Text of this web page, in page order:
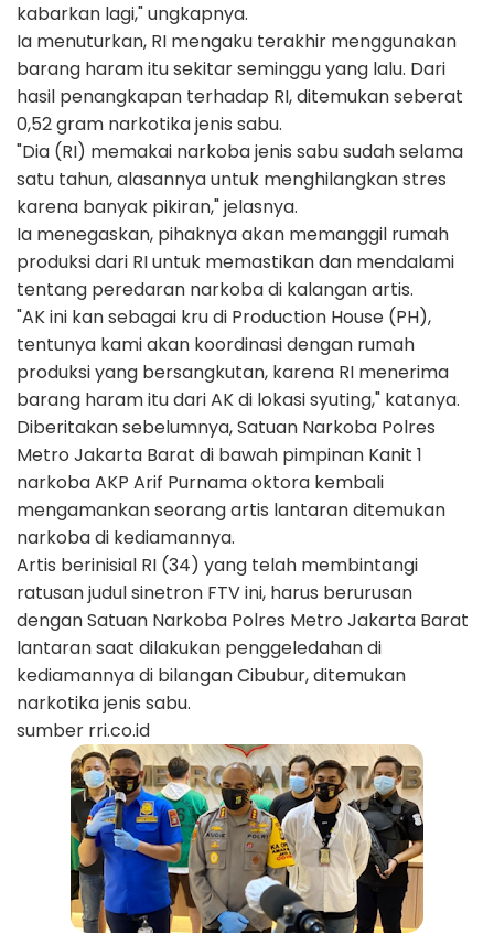
kabarkan lagi," ungkapnya.
Ia menuturkan, RI mengaku terakhir menggunakan
barang haram itu sekitar seminggu yang lalu. Dari
hasil penangkapan terhadap RI, ditemukan seberat
0,52 gram narkotika jenis sabu.
"Dia (RI) memakai narkoba jenis sabu sudah selama
satu tahun, alasannya untuk menghilangkan stres
karena banyak pikiran," jelasnya.
Ia menegaskan, pihaknya akan memanggil rumah
produksi dari RI untuk memastikan dan mendalami
tentang peredaran narkoba di kalangan artis.
"AK ini kan sebagai kru di Production House (PH),
tentunya kami akan koordinasi dengan rumah
produksi yang bersangkutan, karena RI menerima
barang haram itu dari AK di lokasi syuting," katanya.
Diberitakan sebelumnya, Satuan Narkoba Polres
Metro Jakarta Barat di bawah pimpinan Kanit 1
narkoba AKP Arif Purnama oktora kembali
mengamankan seorang artis lantaran ditemukan
narkoba di kediamannya.
Artis berinisial RI (34) yang telah membintangi
ratusan judul sinetron FTV ini, harus berurusan
dengan Satuan Narkoba Polres Metro Jakarta Barat
lantaran saat dilakukan penggeledahan di
kediamannya di bilangan Cibubur, ditemukan
narkotika jenis sabu.
sumber rri.co.id